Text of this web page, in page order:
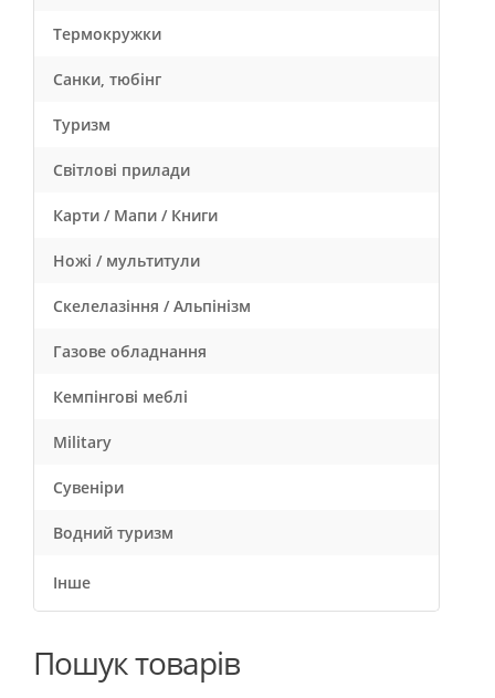
Термокружки
Санки, тюбінг
Туризм
Світлові прилади
Карти / Мапи / Книги
Ножі / мультитули
Скелелазіння / Альпінізм
Газове обладнання
Кемпінгові меблі
Military
Сувеніри
Водний туризм
Інше
Пошук товарів